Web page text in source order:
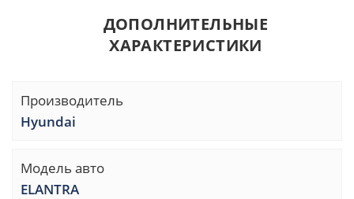
ДОПОЛНИТЕЛЬНЫЕ
ХАРАКТЕРИСТИКИ
Производитель
Hyundai
Модель авто
ELANTRA